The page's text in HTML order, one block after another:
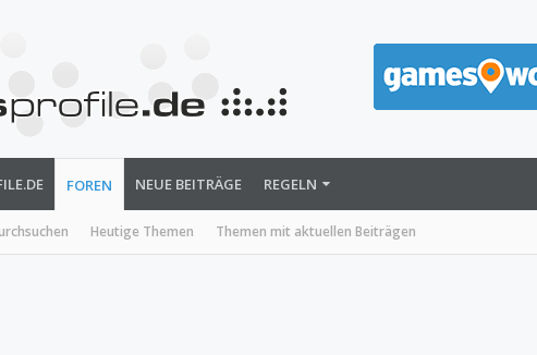
FOREN
Heutige Themen Themen mit aktuellen Beiträgen
NEUE BEITRÄGE REGELN